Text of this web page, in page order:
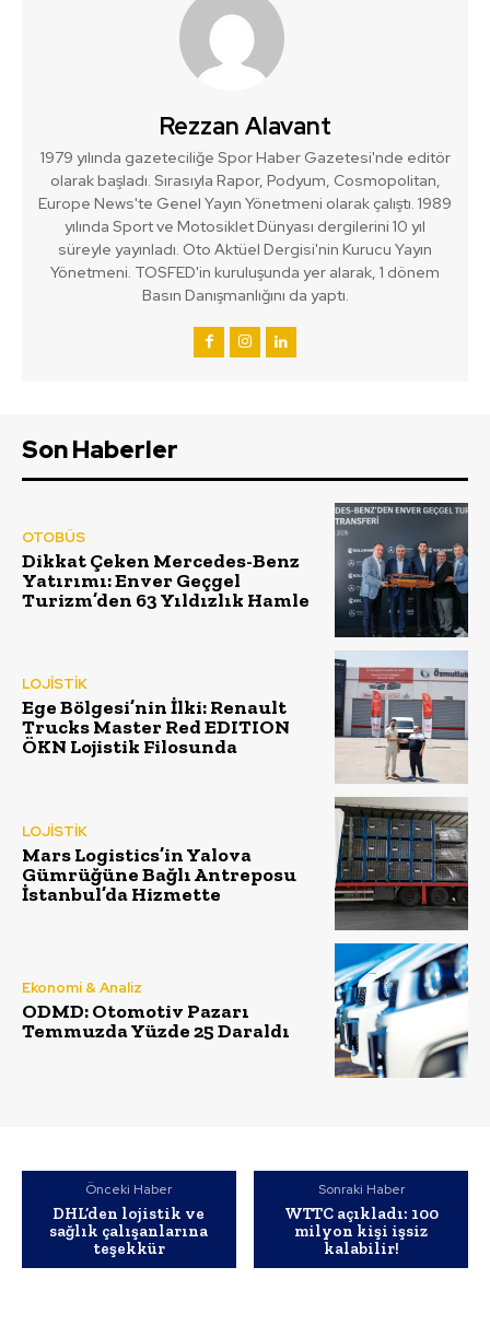
Rezzan Alavant
1979 yılında gazeteciliğe Spor Haber Gazetesi'nde editör
olarak başladı. Sırasıyla Rapor, Podyum, Cosmopolitan,
Europe News'te Genel Yayın Yönetmeni olarak çalıştı. 1989
yılında Sport ve Motosiklet Dünyası dergilerini 10 yıl
süreyle yayınladı. Oto Aktüel Dergisi'nin Kurucu Yayın
Yönetmeni. TOSFED'in kuruluşunda yer alarak, 1 dönem
Basın Danışmanlığını da yaptı.
Son Haberler
OTOBÜS
Dikkat Çeken Mercedes-Benz
Yatırımı: Enver Geçgel
Turizm’den 63 Yıldızlık Hamle
LOJİSTİK
Ege Bölgesi’nin İlki: Renault
Trucks Master Red EDITION
ÖKN Lojistik Filosunda
LOJİSTİK
Mars Logistics’in Yalova
Gümrüğüne Bağlı Antreposu
İstanbul’da Hizmette
Ekonomi & Analiz
ODMD: Otomotiv Pazarı
Temmuzda Yüzde 25 Daraldı
Önceki Haber
DHL’den lojistik ve
sağlık çalışanlarına
teşekkür
Sonraki Haber
WTTC açıkladı: 100
milyon kişi işsiz
kalabilir!